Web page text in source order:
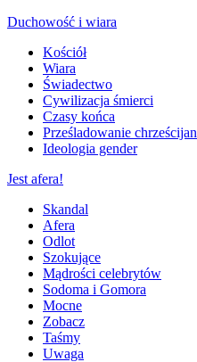
Duchowość i wiara
Kościół
Wiara
Świadectwo
Cywilizacja śmierci
Czasy końca
Prześladowanie chrześcijan
Ideologia gender
Jest afera!
Skandal
Afera
Odlot
Szokujące
Mądrości celebrytów
Sodoma i Gomora
Mocne
Zobacz
Taśmy
Uwaga